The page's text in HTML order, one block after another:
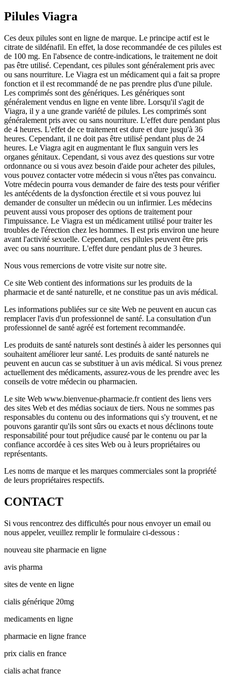
Pilules Viagra
Ces deux pilules sont en ligne de marque. Le principe actif est le
citrate de sildénafil. En effet, la dose recommandée de ces pilules est
de 100 mg. En l'absence de contre-indications, le traitement ne doit
pas être utilisé. Cependant, ces pilules sont généralement pris avec
ou sans nourriture. Le Viagra est un médicament qui a fait sa propre
fonction et il est recommandé de ne pas prendre plus d'une pilule.
Les comprimés sont des génériques. Les génériques sont
généralement vendus en ligne en vente libre. Lorsqu'il s'agit de
Viagra, il y a une grande variété de pilules. Les comprimés sont
généralement pris avec ou sans nourriture. L'effet dure pendant plus
de 4 heures. L'effet de ce traitement est dure et dure jusqu'à 36
heures. Cependant, il ne doit pas être utilisé pendant plus de 24
heures. Le Viagra agit en augmentant le flux sanguin vers les
organes génitaux. Cependant, si vous avez des questions sur votre
ordonnance ou si vous avez besoin d'aide pour acheter des pilules,
vous pouvez contacter votre médecin si vous n'êtes pas convaincu.
Votre médecin pourra vous demander de faire des tests pour vérifier
les antécédents de la dysfonction érectile et si vous pouvez lui
demander de consulter un médecin ou un infirmier. Les médecins
peuvent aussi vous proposer des options de traitement pour
l'impuissance. Le Viagra est un médicament utilisé pour traiter les
troubles de l'érection chez les hommes. Il est pris environ une heure
avant l'activité sexuelle. Cependant, ces pilules peuvent être pris
avec ou sans nourriture. L'effet dure pendant plus de 3 heures.
Nous vous remercions de votre visite sur notre site.
Ce site Web contient des informations sur les produits de la
pharmacie et de santé naturelle, et ne constitue pas un avis médical.
Les informations publiées sur ce site Web ne peuvent en aucun cas
remplacer l'avis d'un professionnel de santé. La consultation d'un
professionnel de santé agréé est fortement recommandée.
Les produits de santé naturels sont destinés à aider les personnes qui
souhaitent améliorer leur santé. Les produits de santé naturels ne
peuvent en aucun cas se substituer à un avis médical. Si vous prenez
actuellement des médicaments, assurez-vous de les prendre avec les
conseils de votre médecin ou pharmacien.
Le site Web www.bienvenue-pharmacie.fr contient des liens vers
des sites Web et des médias sociaux de tiers. Nous ne sommes pas
responsables du contenu ou des informations qui s'y trouvent, et ne
pouvons garantir qu'ils sont sûrs ou exacts et nous déclinons toute
responsabilité pour tout préjudice causé par le contenu ou par la
confiance accordée à ces sites Web ou à leurs propriétaires ou
représentants.
Les noms de marque et les marques commerciales sont la propriété
de leurs propriétaires respectifs.
CONTACT
Si vous rencontrez des difficultés pour nous envoyer un email ou
nous appeler, veuillez remplir le formulaire ci-dessous :
nouveau site pharmacie en ligne
avis pharma
sites de vente en ligne
cialis générique 20mg
medicaments en ligne
pharmacie en ligne france
prix cialis en france
cialis achat france